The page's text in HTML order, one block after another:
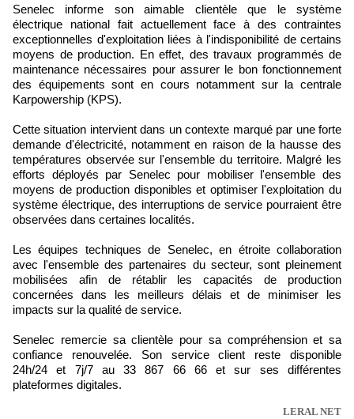
Senelec informe son aimable clientèle que le système
électrique national fait actuellement face à des contraintes
exceptionnelles d'exploitation liées à l'indisponibilité de certains
moyens de production. En effet, des travaux programmés de
maintenance nécessaires pour assurer le bon fonctionnement
des équipements sont en cours notamment sur la centrale
Karpowership (KPS).
Cette situation intervient dans un contexte marqué par une forte
demande d'électricité, notamment en raison de la hausse des
températures observée sur l'ensemble du territoire. Malgré les
efforts déployés par Senelec pour mobiliser l'ensemble des
moyens de production disponibles et optimiser l'exploitation du
système électrique, des interruptions de service pourraient être
observées dans certaines localités.
Les équipes techniques de Senelec, en étroite collaboration
avec l'ensemble des partenaires du secteur, sont pleinement
mobilisées afin de rétablir les capacités de production
concernées dans les meilleurs délais et de minimiser les
impacts sur la qualité de service.
Senelec remercie sa clientèle pour sa compréhension et sa
confiance renouvelée. Son service client reste disponible
24h/24 et 7j/7 au 33 867 66 66 et sur ses différentes
plateformes digitales.
LERAL NET